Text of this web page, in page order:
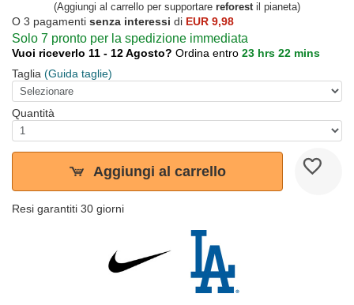
(Aggiungi al carrello per supportare reforestil pianeta)
O 3 pagamenti senza interessi di EUR 9,98
Solo 7 pronto per la spedizione immediata
Vuoi riceverlo 11 - 12 Agosto? Ordina entro 23 hrs 22 mins
Taglia (Guida taglie)
Quantità
Aggiungi al carrello
Resi garantiti 30 giorni